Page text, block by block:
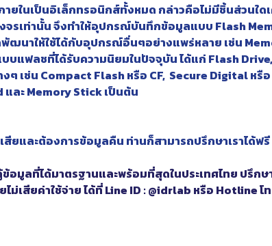
ในเป็นอิเล็กทรอนิกส์ทั้งหมด กล่าวคือไม่มีชิ้นส่วนใด
รเท่านั้น จึงทำให้อุปกรณ์บันทึกข้อมูลแบบ Flash
ฒนาให้ใช้ได้กับอุปกรณ์อื่นๆอย่างแพร่หลาย เช่น
บแฟลชที่ได้รับความนิยมในปัจจุบัน ได้แก่ Flash
ๆ เช่น Compact Flash หรือ CF, Secure Digital หรื
และ Memory Stick เป็นต้น
ยและต้องการข้อมูลคืน ท่านก็สามารถปรึกษาเราได้ฟรี
ข้อมูลที่ได้มาตรฐานและพร้อมที่สุดในประเทศไทย ปรึก
ไม่เสียค่าใช้จ่าย ได้ที่ Line ID : @idrlab หรือ Hotline